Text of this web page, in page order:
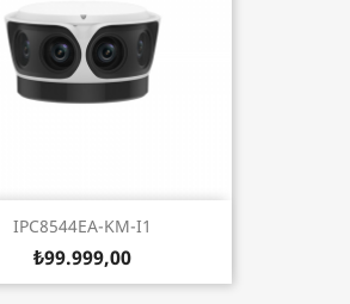
IPC8544EA-KM-I1
₺99.999,00